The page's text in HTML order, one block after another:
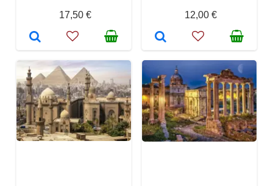
17,50 €
12,00 €